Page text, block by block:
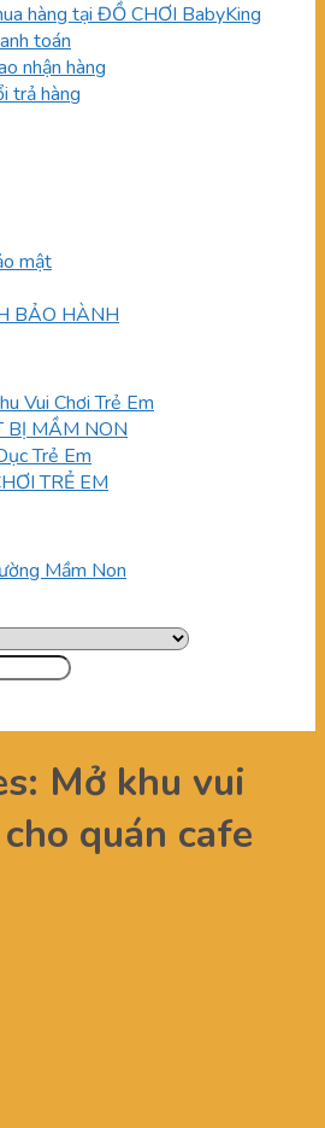
hàng tại ĐỒ CHƠI BabyKing
toán
nhận hàng
trả hàng
mật
BẢO HÀNH
Vui Chơi Trẻ Em
BỊ MẦM NON
Trẻ Em
TRẺ EM
Mầm Non
Mở khu vui
quán cafe